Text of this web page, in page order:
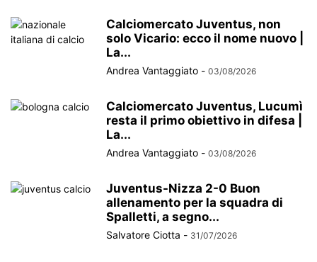
Calciomercato Juventus, non
solo Vicario: ecco il nome nuovo |
La...
Andrea Vantaggiato - 03/08/2026
Calciomercato Juventus, Lucumì
resta il primo obiettivo in difesa |
La...
Andrea Vantaggiato - 03/08/2026
Juventus-Nizza 2-0 Buon
allenamento per la squadra di
Spalletti, a segno...
Salvatore Ciotta - 31/07/2026